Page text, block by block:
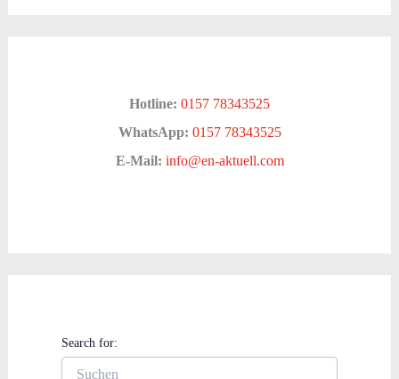
Hotline: 0157 78343525
WhatsApp: 0157 78343525
E-Mail: info@en-aktuell.com
Search for: